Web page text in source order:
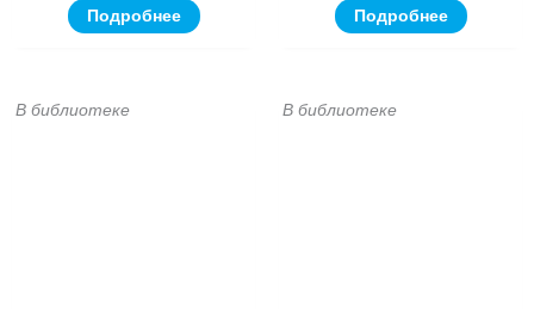
Подробнее Подробнее
В библиотеке В библиотеке